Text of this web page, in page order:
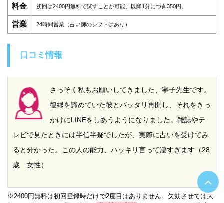
料金 初回は2400円無料で試すことが可能。以降1分につき350円。
営業 24時間営業（占い師のシフトはあり）
口コミ情報
さっそく私もお願いしてきました、寧子先生です。
復縁を諦めていた彼とバッタリ再開し、それをきっ
かけにLINEをしあうようになりました。雑誌やテ
レビで見たときには半信半疑でしたが、実際に占いを受けてみ
ると分かった。この人の能力、ハッキリ言って凄すぎます（28
歳 女性）
※2400円無料は初回登録時だけで2度目はありません。失効させては大